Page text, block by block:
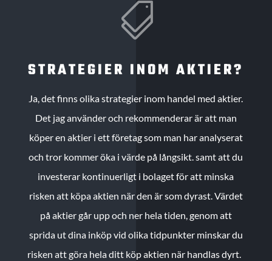

STRATEGIER INOM AKTIER?
Ja, det finns olika strategier inom handel med aktier.
Det jag använder och rekommenderar är att man
köper en aktier i ett företag som man har analyserat
och tror kommer öka i värde på långsikt. samt att du
investerar kontinuerligt i bolaget för att minska
risken att köpa aktien när den är som dyrast. Värdet
på aktier går upp och ner hela tiden, genom att
sprida ut dina inköp vid olika tidpunkter minskar du
risken att göra hela ditt köp aktien när handlas dyrt.